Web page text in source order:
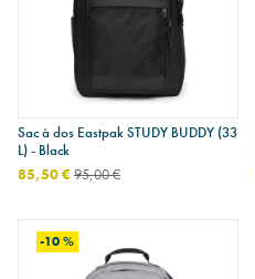
Sac à dos Eastpak STUDY BUDDY (33
L) - Black
85,50 €95,00 €
-10 %